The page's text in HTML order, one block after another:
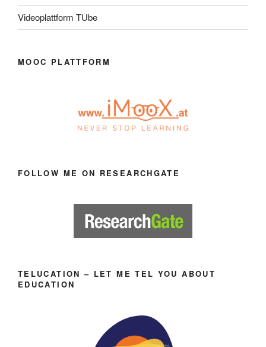
Videoplattform TUbe
MOOC PLATTFORM
FOLLOW ME ON RESEARCHGATE
TELUCATION – LET ME TEL YOU ABOUT
EDUCATION